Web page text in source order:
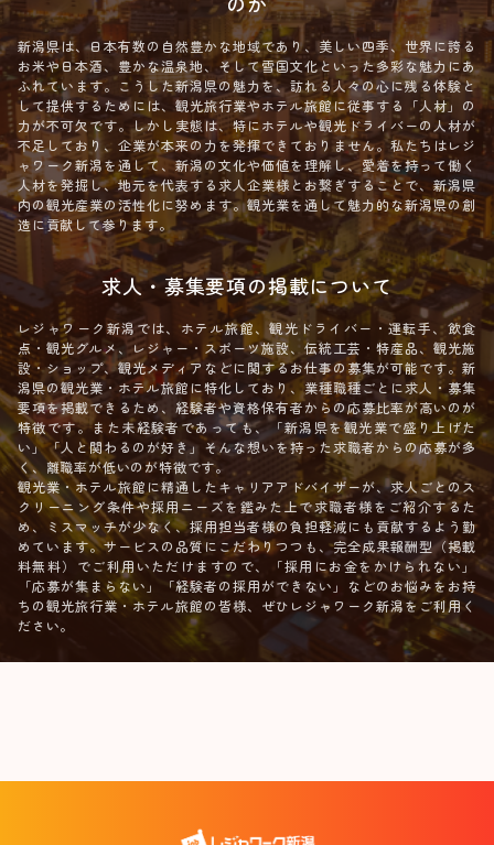
新潟県は、日本有数の自然豊かな地域であり、美しい四季、世界に誇る
お米や日本酒、豊かな温泉地、そして雪国文化といった多彩な魅力にあ
ふれています。こうした新潟県の魅力を、訪れる人々の心に残る体験と
して提供するためには、観光旅行業やホテル旅館に従事する「人材」の
力が不可欠です。しかし実態は、特にホテルや観光ドライバーの人材が
不足しており、企業が本来の力を発揮できておりません。私たちはレジ
ャワーク新潟を通して、新潟の文化や価値を理解し、愛着を持って働く
人材を発掘し、地元を代表する求人企業様とお繋ぎすることで、新潟県
内の観光産業の活性化に努めます。観光業を通して魅力的な新潟県の創
造に貢献して参ります。
求人・募集要項の掲載について
レジャワーク新潟では、ホテル旅館、観光ドライバー・運転手、飲食
点・観光グルメ、レジャー・スポーツ施設、伝統工芸・特産品、観光施
設・ショップ、観光メディアなどに関するお仕事の募集が可能です。新
潟県の観光業・ホテル旅館に特化しており、業種職種ごとに求人・募集
要項を掲載できるため、経験者や資格保有者からの応募比率が高いのが
特徴です。また未経験者であっても、「新潟県を観光業で盛り上げた
い」「人と関わるのが好き」そんな想いを持った求職者からの応募が多
く、離職率が低いのが特徴です。
観光業・ホテル旅館に精通したキャリアアドバイザーが、求人ごとのス
クリーニング条件や採用ニーズを鑑みた上で求職者様をご紹介するた
め、ミスマッチが少なく、採用担当者様の負担軽減にも貢献するよう勤
めています。サービスの品質にこだわりつつも、完全成果報酬型（掲載
料無料）でご利用いただけますので、「採用にお金をかけられない」
「応募が集まらない」「経験者の採用ができない」などのお悩みをお持
ちの観光旅行業・ホテル旅館の皆様、ぜひレジャワーク新潟をご利用く
ださい。